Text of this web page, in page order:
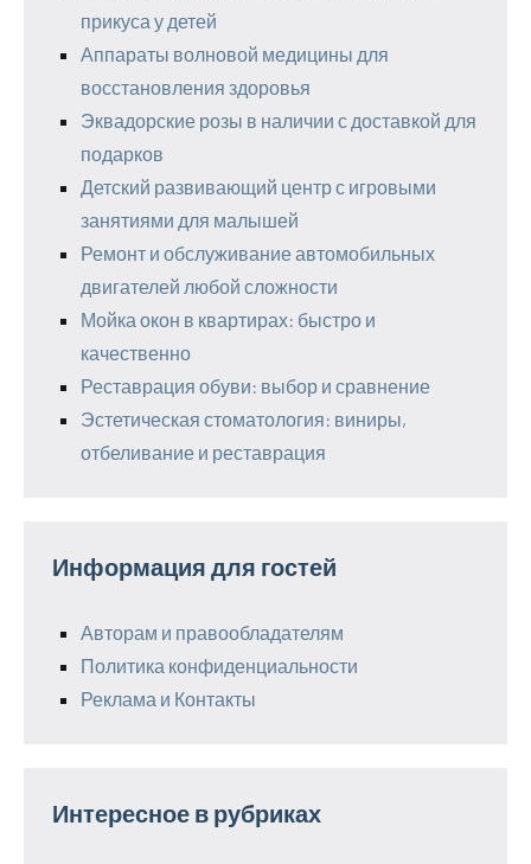
прикуса у детей
Аппараты волновой медицины для
восстановления здоровья
Эквадорские розы в наличии с доставкой для
подарков
Детский развивающий центр с игровыми
занятиями для малышей
Ремонт и обслуживание автомобильных
двигателей любой сложности
Мойка окон в квартирах: быстро и
качественно
Реставрация обуви: выбор и сравнение
Эстетическая стоматология: виниры,
отбеливание и реставрация
Информация для гостей
Авторам и правообладателям
Политика конфиденциальности
Реклама и Контакты
Интересное в рубриках